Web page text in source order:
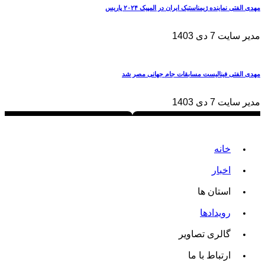
مهدی الفتی نماینده ژیمناستیک ایران در المپیک ۲۰۲۴ پاریس
مدیر سایت 7 دی 1403
مهدی الفتی فینالیست مسابقات جام جهانی مصر شد
مدیر سایت 7 دی 1403
خانه
اخبار
استان ها
رویدادها
گالری تصاویر
ارتباط با ما